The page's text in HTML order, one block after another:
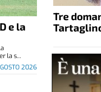
e la
2026
la s...
Tre